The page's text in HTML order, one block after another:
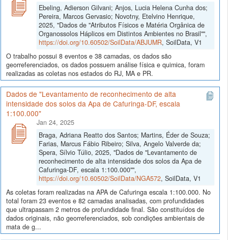
Ebeling, Adierson Gilvani; Anjos, Lucia Helena Cunha dos;
Pereira, Marcos Gervasio; Novotny, Etelvino Henrique,
2025, "Dados de "Atributos Físicos e Matéria Orgânica de
Organossolos Háplicos em Distintos Ambientes no Brasil"",
https://doi.org/10.60502/SoilData/ABJUMR, SoilData, V1
O trabalho possui 8 eventos e 38 camadas, os dados são
georreferenciados, os dados possuem análise física e quimica, foram
realizadas as coletas nos estados do RJ, MA e PR.
Dados de "Levantamento de reconhecimento de alta
intensidade dos solos da Apa de Cafuringa-DF, escala
1:100.000"
Jan 24, 2025
Braga, Adriana Reatto dos Santos; Martins, Éder de Souza;
Farias, Marcus Fábio Ribeiro; Silva, Angelo Valverde da;
Spera, Sílvio Túlio, 2025, "Dados de "Levantamento de
reconhecimento de alta intensidade dos solos da Apa de
Cafuringa-DF, escala 1:100.000"",
https://doi.org/10.60502/SoilData/NGA572, SoilData, V1
As coletas foram realizadas na APA de Cafuringa escala 1:100.000. No
total foram 23 eventos e 82 camadas analisadas, com profundidades
que ultrapassam 2 metros de profundidade final. São constituídos de
dados originais, não georreferenciados, sob condições ambientais de
mata de g...